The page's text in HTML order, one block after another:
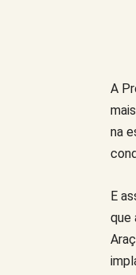
A
na
E
que